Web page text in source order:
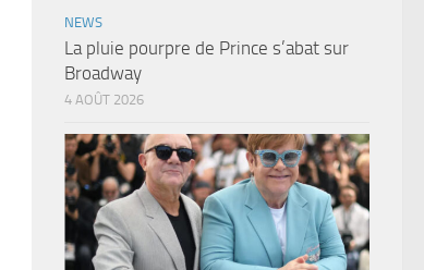
NEWS
La pluie pourpre de Prince s’abat sur
Broadway
4 AOÛT 2026